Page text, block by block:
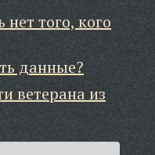
того, кого
данные?
ветерана из